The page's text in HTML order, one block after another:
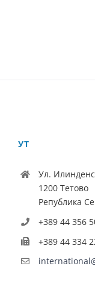
УТ
Ул.
1200 Тетово
Република
+389 44 356
+389 44 334